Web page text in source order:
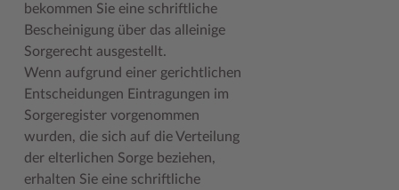
bekommen Sie eine schriftliche
Bescheinigung über das alleinige
Sorgerecht ausgestellt.
Wenn aufgrund einer gerichtlichen
Entscheidungen Eintragungen im
Sorgeregister vorgenommen
wurden, die sich auf die Verteilung
der elterlichen Sorge beziehen,
erhalten Sie eine schriftliche